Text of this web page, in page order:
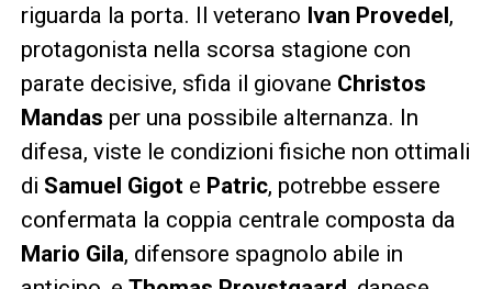
riguarda la porta. Il veterano Ivan Provedel,
protagonista nella scorsa stagione con
parate decisive, sfida il giovane Christos
Mandas per una possibile alternanza. In
difesa, viste le condizioni fisiche non ottimali
di Samuel Gigote Patric, potrebbe essere
confermata la coppia centrale composta da
Mario Gila, difensore spagnolo abile in